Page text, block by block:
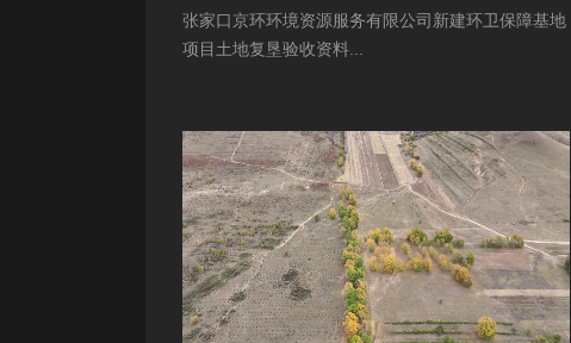
张家口京环环境资源服务有限公司新建环卫保障基地
项目土地复垦验收资料...